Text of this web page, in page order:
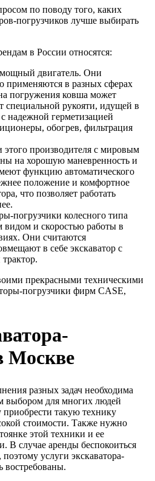
по поводу того, каких
погрузчиков лучше выбирать
в России относятся:
двигатель. Они
применяются в разных сферах
погружения ковша может
специальной рукояти, идущей в
надежной герметизацией
обогрев, фильтрация
производителя с мировым
на хорошую маневренность и
функцию автоматического
положение и комфортное
что позволяет работать
погрузчики колесного типа
и скоростью работы в
Они считаются
в себе экскаватор с
прекрасными техническими
погрузчики фирм CASE,
Москве
разных задач необходима
выбором для многих людей
приобрести такую технику
стоимости. Также нужно
этой техники и ее
В случае аренды беспокоиться
услуги экскаватора-
востребованы.